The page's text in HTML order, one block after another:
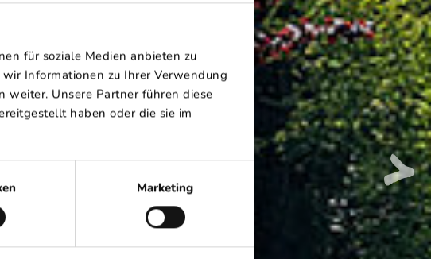
für soziale Medien anbieten zu
Informationen zu Ihrer Verwendung
weiter. Unsere Partner führen diese
haben oder die sie im
Marketing
CAMPGROUND